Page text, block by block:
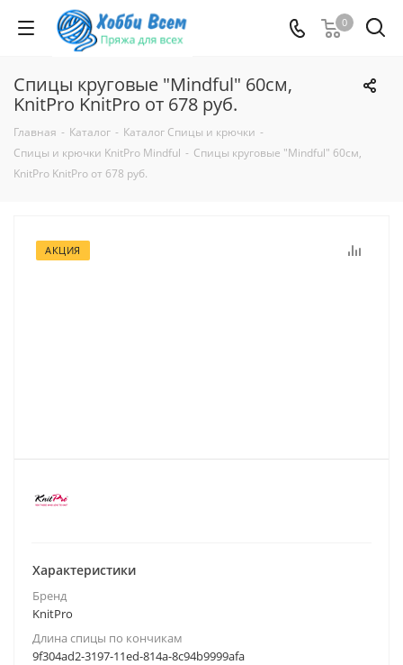
0
Спицы круговые "Mindful" 60см,
KnitPro KnitPro от 678 руб.
Главная - Каталог - Каталог Спицы и крючки -
Спицы и крючки KnitPro Mindful - Спицы круговые "Mindful" 60см,
KnitPro KnitPro от 678 руб.
АКЦИЯ
Характеристики
Бренд
KnitPro
Длина спицы по кончикам
9f304ad2-3197-11ed-814a-8c94b9999afa